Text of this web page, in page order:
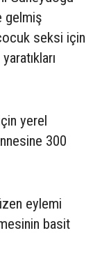
gelmiş
seksi için
yerel
300
eylemi
basit